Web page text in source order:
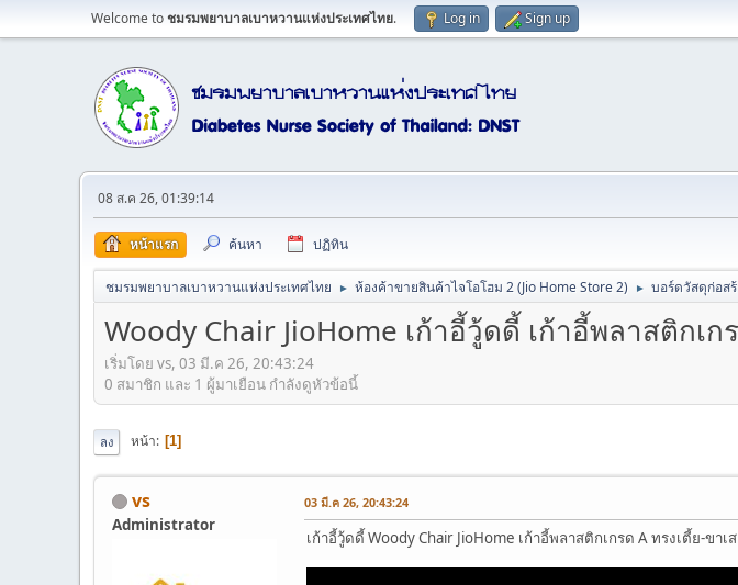
Welcome toชมรมพยาบาลเบาหวานแห่งประเทศไทย. Log in Sign up
08 ส.ค 26, 01:39:14
หน้าแรก ค้นหา ปฏิทิน
ชมรมพยาบาลเบาหวานแห่งประเทศไทย ► ห้องค้าขายสินค้าไจโอโฮม 2 (Jio Home Store 2) ► บอร์ดวัสดุก่อส
Woody Chair JioHome เก้าอี้วู้ดดี้ เก้าอี้พลาสติกเก
เริ่มโดย vs, 03 มี.ค 26, 20:43:24
0 สมาชิก และ 1 ผู้มาเยือน กำลังดูหัวข้อนี้
ลง หน้า 1
vs
Administrator
03 มี.ค 26, 20:43:24
เก้าอี้วู้ดดี้ Woody Chair JioHome เก้าอี้พลาสติกเกรด A ทรงเตี้ย-ข